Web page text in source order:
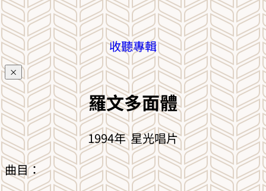
收聽專輯
×
羅文多面體
1994年 星光唱片
曲目：